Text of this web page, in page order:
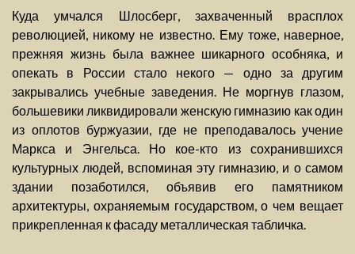
Куда умчался Шлосберг, захваченный врасплох
революцией, никому не известно. Ему тоже, наверное,
прежняя жизнь была важнее шикарного особняка, и
опекать в России стало некого — одно за другим
закрывались учебные заведения. Не моргнув глазом,
большевики ликвидировали женскую гимназию как один
из оплотов буржуазии, где не преподавалось учение
Маркса и Энгельса. Но кое-кто из сохранившихся
культурных людей, вспоминая эту гимназию, и о самом
здании позаботился, объявив его памятником
архитектуры, охраняемым государством, о чем вещает
прикрепленная к фасаду металлическая табличка.